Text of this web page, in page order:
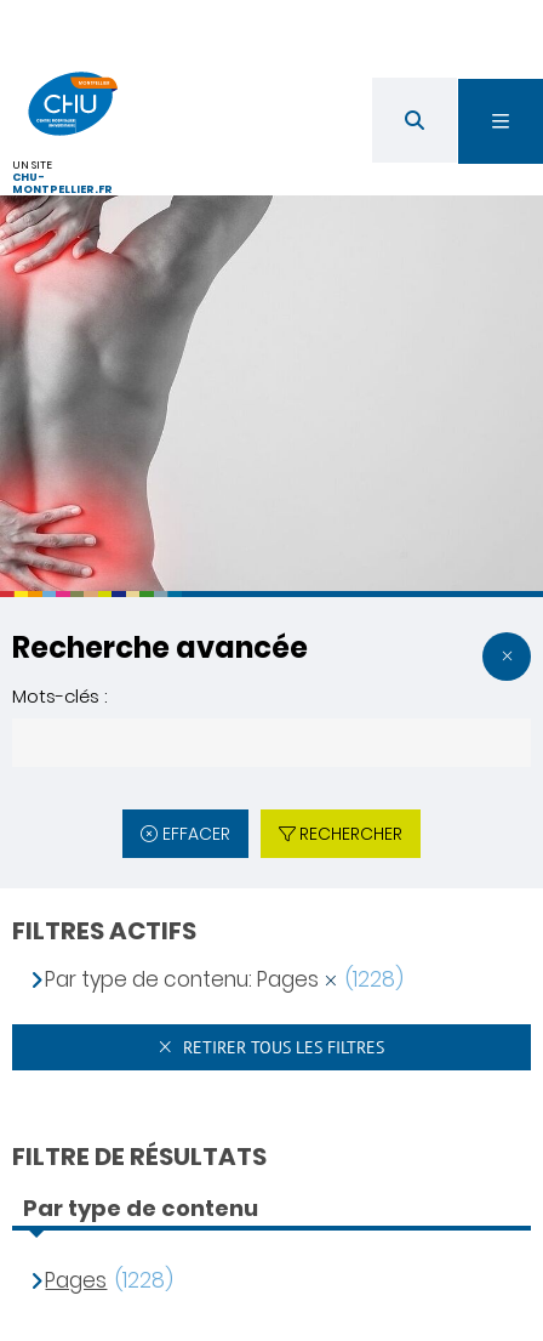
UN SITE
CHU-
MONTPELLIER.FR
Recherche avancée
Mots-clés :
EFFACER RECHERCHER
FILTRES ACTIFS
Par type de contenu: Pages (1228)
RETIRER TOUS LES FILTRES
FILTRE DE RÉSULTATS
Par type de contenu
Pages (1228)